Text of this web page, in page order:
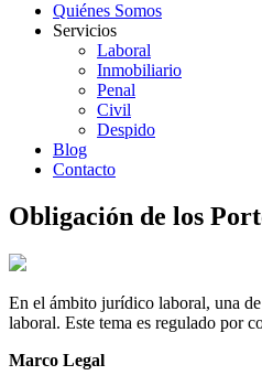
Quiénes Somos
Servicios
Laboral
Inmobiliario
Penal
Civil
Despido
Blog
Contacto
Obligación de los
En el ámbito jurídico laboral, una
laboral. Este tema es regulado por
Marco Legal